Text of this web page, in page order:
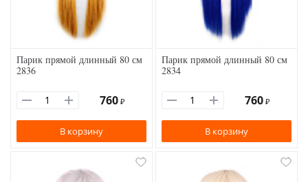
Парик прямой длинный 80 см
2836
760 ₽
В корзину
Парик прямой длинный 80 см
2834
760 ₽
В корзину